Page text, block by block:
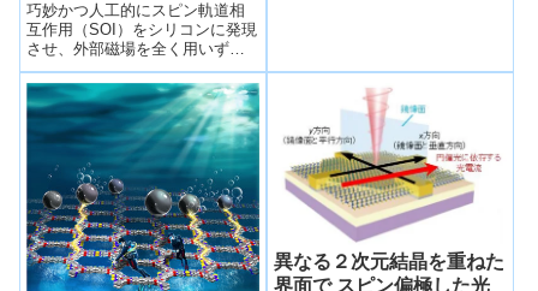
巧妙かつ人工的にスピン軌道相
互作用（SOI）をシリコンに発現
させ、外部磁場を全く用いずに
シリコン中の流れるスピンを操
作することに成功した。この成
功により、情報素子の産業応用
上最適な材料であるシリコンを
用いてスピン演算をよりコンパ
クトな素子で実現できる道程を
開拓することができた。
異なる２次元結晶を重ねた
界面で スピン偏極した光